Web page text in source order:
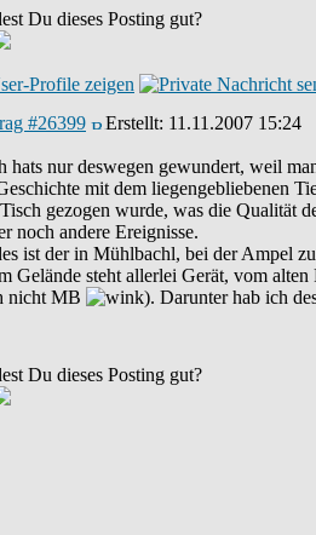
Du dieses Posting gut?
#26399 Erstellt: 11.11.2007 15:24
hats nur deswegen gewundert, weil
mit dem liegengebliebenen
gezogen wurde, was die Qualität
noch andere Ereignisse.
ist der in Mühlbachl, bei der Ampel
Gelände steht allerlei Gerät, vom
nicht MB
). Darunter hab ich
Du dieses Posting gut?